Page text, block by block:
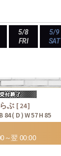
5/8
FRI
5/9
SAT
ぶ [ 24 ]
84 ( D ) W 57 H 85
～翌 00:00